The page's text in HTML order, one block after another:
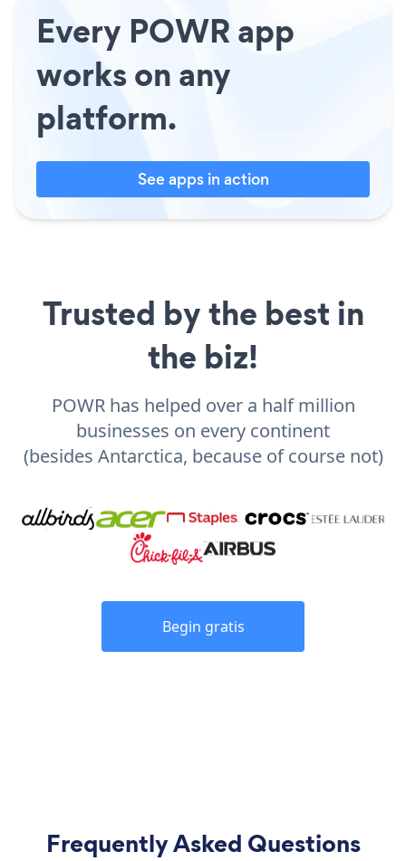
Every POWR app
works on any
platform.
See apps in action
Trusted by the best in
the biz!
POWR has helped over a half million
businesses on every continent
(besides Antarctica, because of course not)
Begin gratis
Frequently Asked Questions